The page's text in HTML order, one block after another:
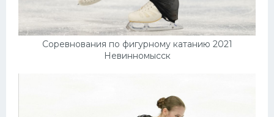
Соревнования по фигурному катанию 2021
Невинномысск